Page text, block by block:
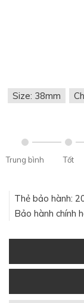
Size: 38mm
Trung bình Tốt
Thẻ bảo hành:
Bảo hành chính